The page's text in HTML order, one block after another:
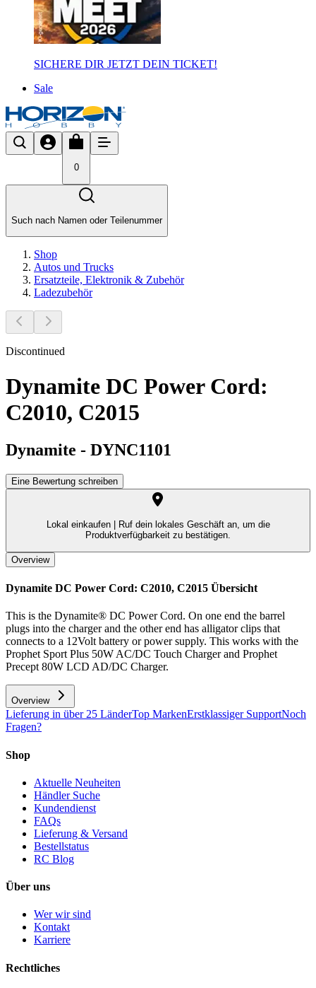
SICHERE DIR JETZT DEIN TICKET!
Sale
0
Such nach Namen oder Teilenummer
Shop
Autos und Trucks
Ersatzteile, Elektronik & Zubehör
Ladezubehör
Discontinued
Dynamite DC Power Cord:
C2010, C2015
Dynamite - DYNC1101
Eine Bewertung schreiben
Lokal einkaufen |
Ruf dein lokales Geschäft an, um die
Produktverfügbarkeit zu bestätigen.
Overview
Dynamite DC Power Cord: C2010, C2015 Übersicht
This is the Dynamite® DC Power Cord. On one end the barrel
plugs into the charger and the other end has alligator clips that
connects to a 12Volt battery or power supply. This works with the
Prophet Sport Plus 50W AC/DC Touch Charger and Prophet
Precept 80W LCD AD/DC Charger.
Overview
Lieferung in über 25 LänderTop MarkenErstklassiger SupportNoch
Fragen?
Shop
Aktuelle Neuheiten
Händler Suche
Kundendienst
FAQs
Lieferung & Versand
Bestellstatus
RC Blog
Über uns
Wer wir sind
Kontakt
Karriere
Rechtliches